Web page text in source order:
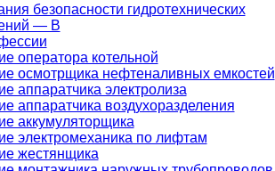
безопасности гидротехнических
— В
оператора котельной
осмотрщика нефтеналивных емкостей
аппаратчика электролиза
аппаратчика воздухоразделения
аккумуляторщика
электромеханика по лифтам
жестянщика